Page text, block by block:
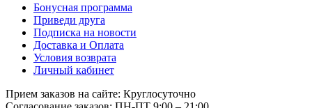
Бонусная программа
Приведи друга
Подписка на новости
Доставка и Оплата
Условия возврата
Личный кабинет
Прием заказов на сайте: Круглосуточно